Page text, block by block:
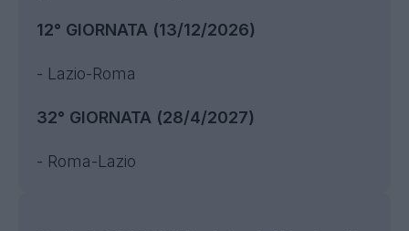
12° GIORNATA (13/12/2026)
- Lazio-Roma
32° GIORNATA (28/4/2027)
- Roma-Lazio